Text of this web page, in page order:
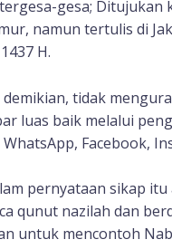
gesa; Ditujukan
namun tertulis di
H.
demikian, tidak
luas baik melalui
Facebook,
pernyataan sikap
qunut nazilah dan
untuk mencontoh